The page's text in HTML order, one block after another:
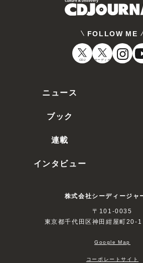
FOLLOW ME
CDJ オーディオ
ニュース
ブック
連載
インタビュー
株式会社シーディージャ
〒101-0035
東京都千代田区神田紺屋町20-
Google Map
コーポレートサイト